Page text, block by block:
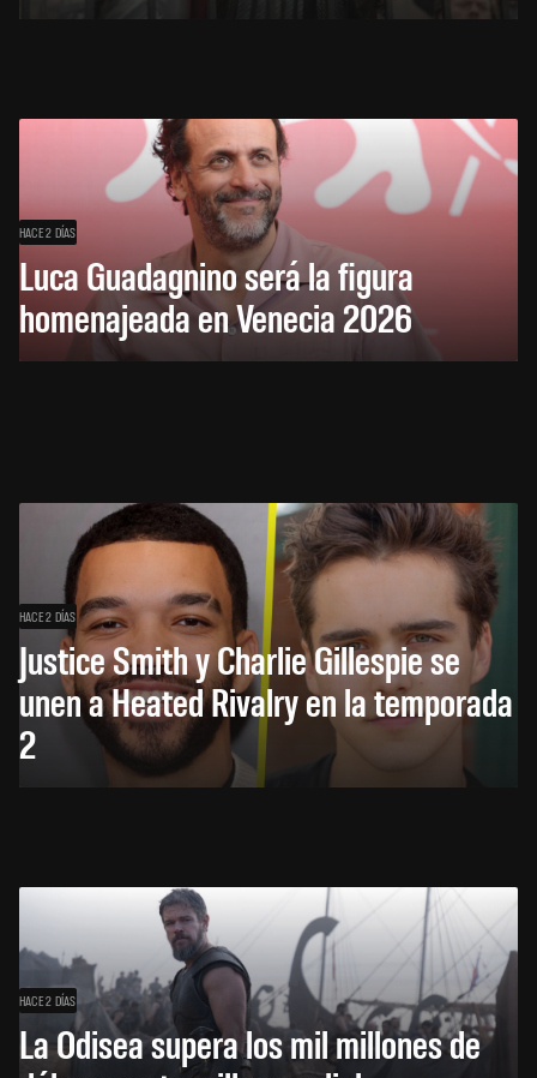
HACE 2 DÍAS
Luca Guadagnino será la figura
homenajeada en Venecia 2026
HACE 2 DÍAS
Justice Smith y Charlie Gillespie se
unen a Heated Rivalry en la temporada
2
HACE 2 DÍAS
La Odisea supera los mil millones de